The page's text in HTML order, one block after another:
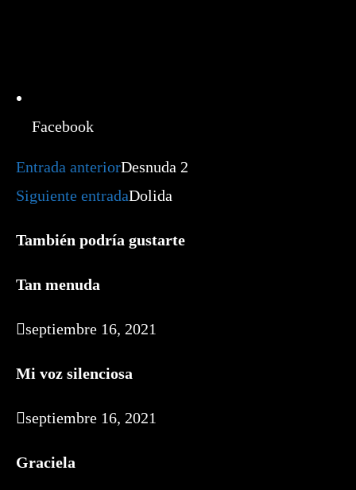
Facebook
Leer
más
artículos
Entrada anteriorDesnuda 2
Siguiente entradaDolida
También podría gustarte
Tan menuda
septiembre 16, 2021
Mi voz silenciosa
septiembre 16, 2021
Graciela